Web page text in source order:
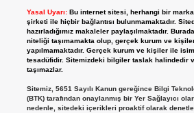
Yasal Uyarı: Bu internet sitesi, herhangi bir
şirketi ile hiçbir bağlantısı bulunmamaktadır.
hazırladığımız makaleler paylaşılmaktadır.
niteliği taşımamakta olup, gerçek kurum ve
yapılmamaktadır. Gerçek kurum ve kişiler ile
tesadüfidir. Sitemizdeki bilgiler taslak halindedir
taşımazlar.
Sitemiz, 5651 Sayılı Kanun gereğince Bilgi
(BTK) tarafından onaylanmış bir Yer Sağlayıcı
nedenle, sitedeki içerikleri proaktif olarak